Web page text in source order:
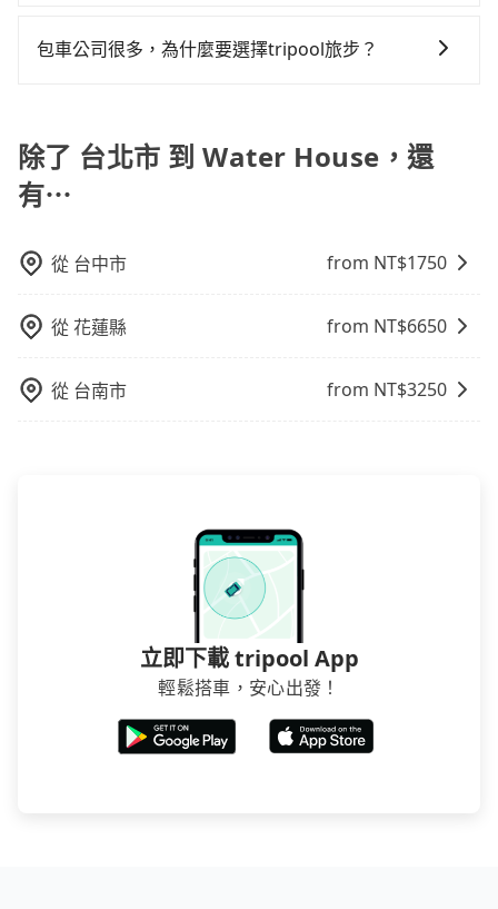
車位，對於急著用車或者要載其他乘客的人來說就有不
就顯得非常不便。
一次使用tripool的會擔心價格比市價便宜不少，是不是
機也絕對不會在車內吸煙，於新冠肺炎期間也絕對全程
配戴口罩。tripool之所以能將價格壓在市價7~8折的主
因來自於自行研發的AI車輛調度演算法，能有效降低空
在成本的控制，更是在傳統旺季（年假、端午、中秋、
用到不熟悉的司機或者轉單給其他車行的情況比同行更
低，如此便反應在服務品質的控管會更佳。但tripool網
保證前一天中午以前均可全額取消退費，如已經決定好
包車公司很多，為什麼要選擇tripool旅步？
旅途安全無憂，我們的司機都是專業且可靠的職業駕
駛。關於價格，旅步官網可一鍵即時查價，所示價格絕
無隱藏費用，且還提供優於其他業者更彈性的取消政
往市區還是郊區，我們都可以為您提供最佳的旅遊體
驗。所以，如果您正在尋找一家可靠的包車公司，
tripool旅步絕對是您值得信任的不二選擇！
除了 台北市 到 Water House，還
有⋯
從 台中市 from NT$1750
從花蓮縣 from NT$6650
從 台南市 from NT$3250
立即下載 tripool App
輕鬆搭車，安心出發！